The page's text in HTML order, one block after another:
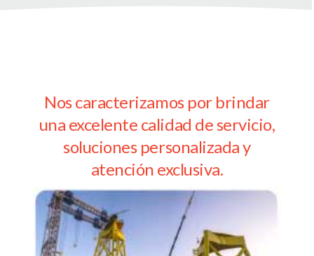
Nos caracterizamos por brindar
una excelente calidad de servicio,
soluciones personalizada y
atención exclusiva.